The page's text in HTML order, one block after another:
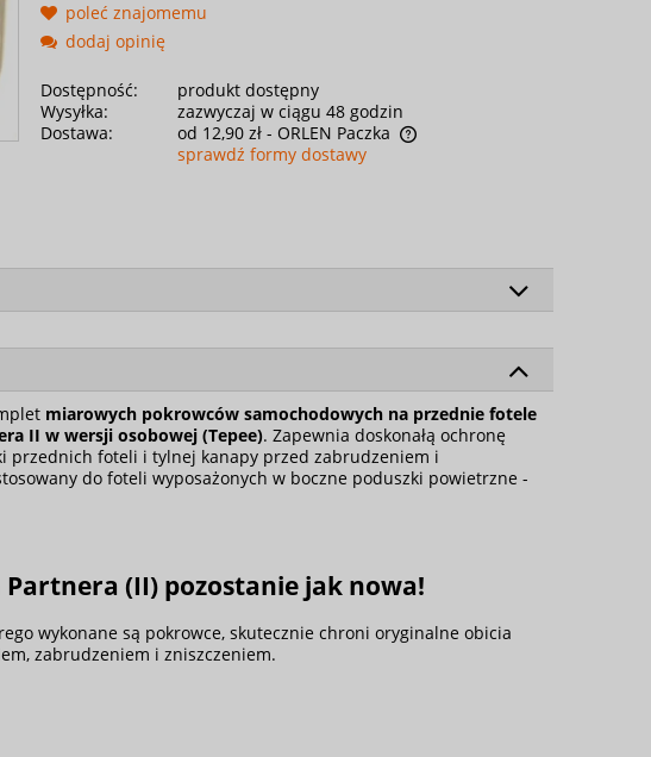
poleć znajomemu
dodaj opinię
Dostępność:
produkt dostępny
Wysyłka:
zazwyczaj w ciągu 48 godzin
Dostawa:
od 12,90 zł - ORLEN Paczka
sprawdź formy dostawy
miarowych pokrowców samochodowych na przednie fotele
II w wersji osobowej (Tepee). Zapewnia doskonałą ochronę
przednich foteli i tylnej kanapy przed zabrudzeniem i
do foteli wyposażonych w boczne poduszki powietrzne -
(II) pozostanie jak nowa!
wykonane są pokrowce, skutecznie chroni oryginalne obicia
zabrudzeniem i zniszczeniem.